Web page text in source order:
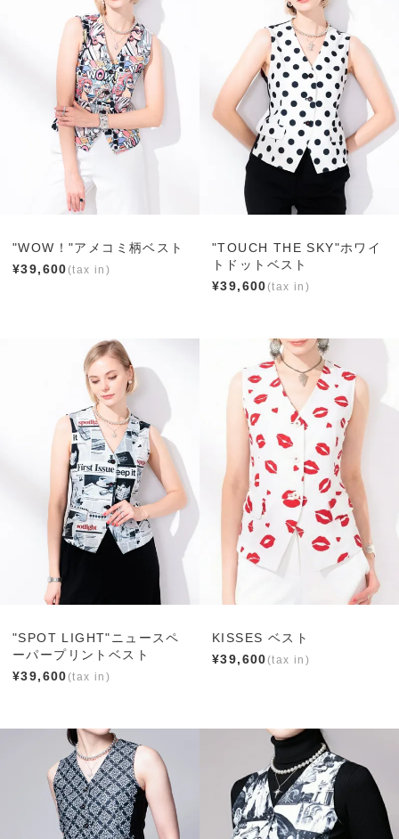
"WOW！"アメコミ柄ベスト
¥39,600
"TOUCH THE SKY"ホワイ
トドットベスト
¥39,600
"SPOT LIGHT"ニュースペ
ーパープリントベスト
¥39,600
KISSES ベスト
¥39,600